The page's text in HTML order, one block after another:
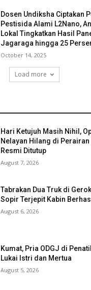
Dosen Undiksha Ciptakan
Pestisida Alami L2Nano,
Lokal Tingkatkan Hasil
Jagaraga hingga 25
October 14, 2025
Load more
Hari Ketujuh Masih Nihil,
Nelayan Hilang di Perairan
Resmi Ditutup
August 7, 2026
Tabrakan Dua Truk di
Sopir Terjepit Kabin
August 6, 2026
Kumat, Pria ODGJ di
Lukai Istri dan Mertua
August 5, 2026